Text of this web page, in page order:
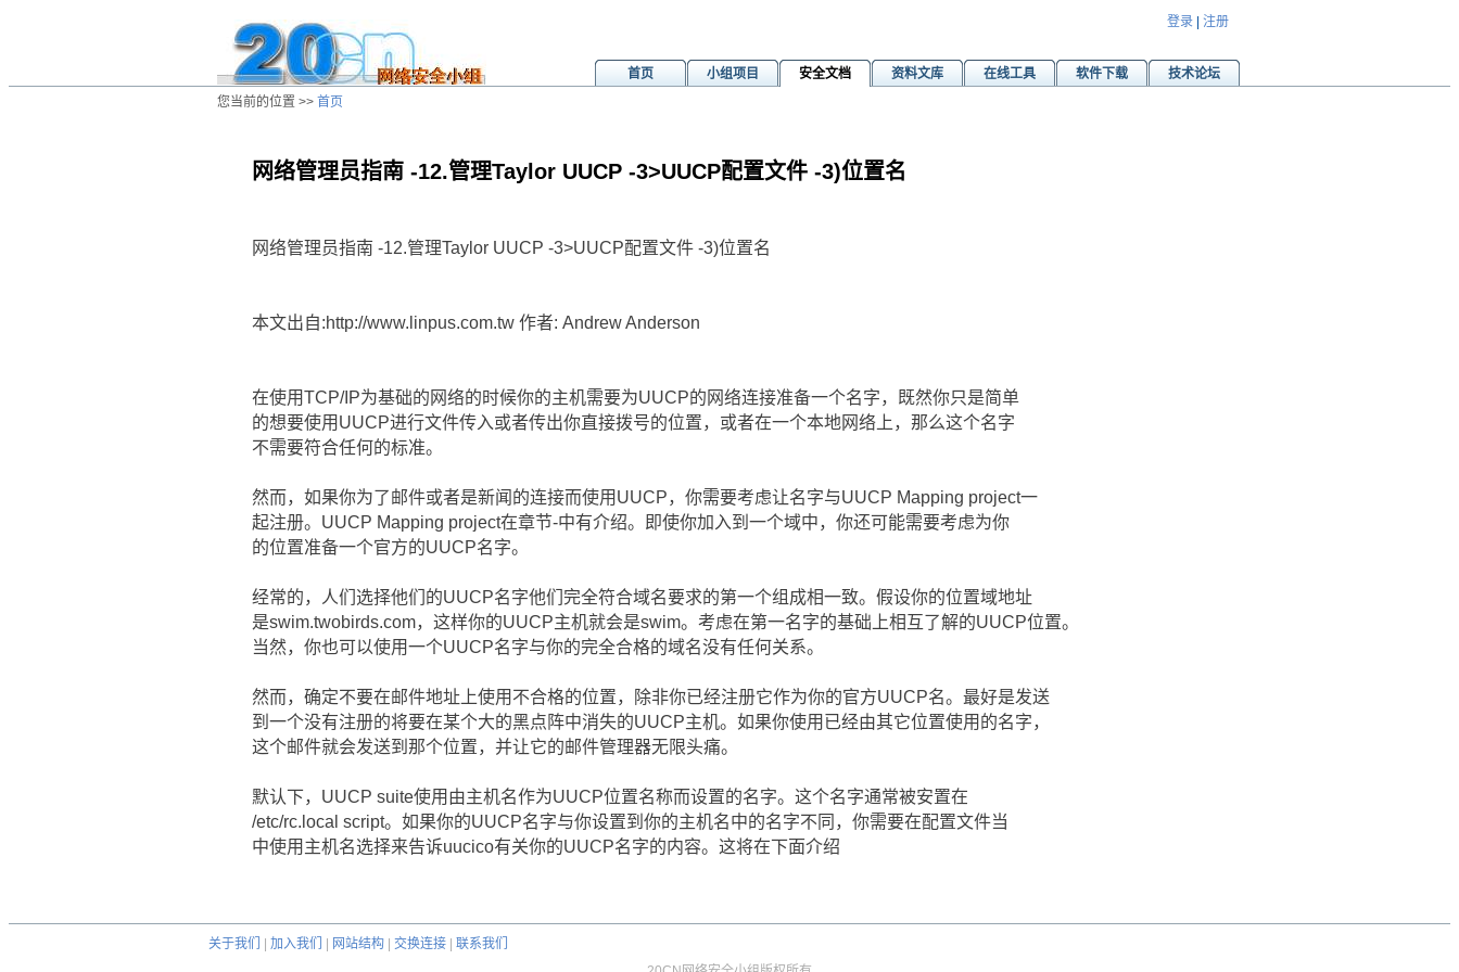
登录 注册
首页 小组项目 安全文档 资料文库 在线工具 软件下载
技术论坛
您当前的位置 >> 首页
网络管理员指南 -12.管理Taylor UUCP -3>UUCP配置文件 -3)位置名
网络管理员指南 -12.管理Taylor UUCP -3>UUCP配置文件 -3)位置名
本文出自:http://www.linpus.com.tw 作者: Andrew Anderson
在使用TCP/IP为基础的网络的时候你的主机需要为UUCP的网络连接准备一个名字，既然你只是简单
的想要使用UUCP进行文件传入或者传出你直接拨号的位置，或者在一个本地网络上，那么这个名字
不需要符合任何的标准。
然而，如果你为了邮件或者是新闻的连接而使用UUCP，你需要考虑让名字与UUCP Mapping project一
起注册。UUCP Mapping project在章节-中有介绍。即使你加入到一个域中，你还可能需要考虑为你
的位置准备一个官方的UUCP名字。
经常的，人们选择他们的UUCP名字他们完全符合域名要求的第一个组成相一致。假设你的位置域地址
是swim.twobirds.com，这样你的UUCP主机就会是swim。考虑在第一名字的基础上相互了解的UUCP位置。
当然，你也可以使用一个UUCP名字与你的完全合格的域名没有任何关系。
然而，确定不要在邮件地址上使用不合格的位置，除非你已经注册它作为你的官方UUCP名。最好是发送
到一个没有注册的将要在某个大的黑点阵中消失的UUCP主机。如果你使用已经由其它位置使用的名字，
这个邮件就会发送到那个位置，并让它的邮件管理器无限头痛。
默认下，UUCP suite使用由主机名作为UUCP位置名称而设置的名字。这个名字通常被安置在
/etc/rc.local script。如果你的UUCP名字与你设置到你的主机名中的名字不同，你需要在配置文件当
中使用主机名选择来告诉uucico有关你的UUCP名字的内容。这将在下面介绍
关于我们 加入我们 网站结构 交换连接
联系我们